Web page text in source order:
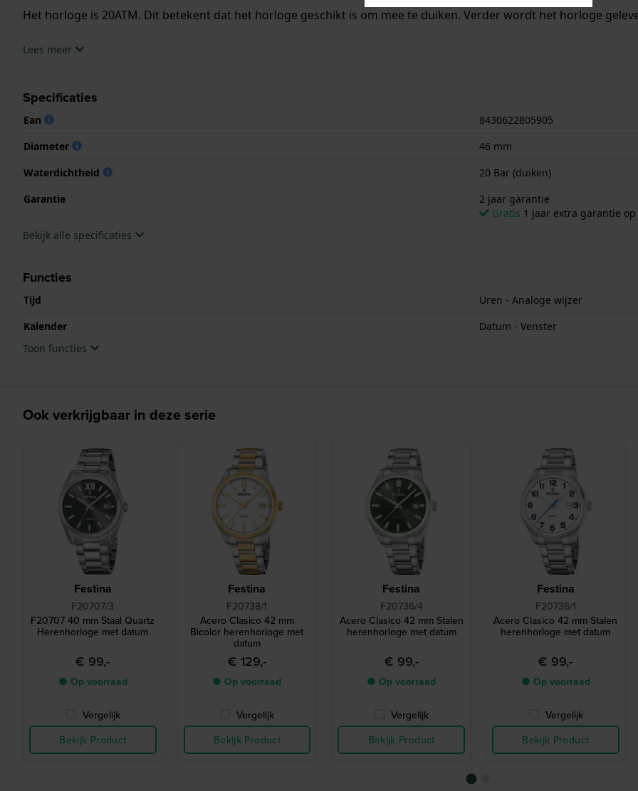
Het horloge is 20ATM. Dit betekent dat het horloge geschikt is om mee te duiken. Verder wordt het horloge
.Lees meer
Specificaties
Ean
8430622805905
Diameter
46 mm
Waterdichtheid
20 Bar (duiken)
Garantie
2 jaar garantie
Gratis 1 jaar extra garantie
Bekijk alle specificaties
Functies
Tijd
Uren - Analoge wijzer
Kalender
Datum - Venster
Toon functies
Ook verkrijgbaar in deze serie
Festina
F20707/3
F20707 40 mm Staal Quartz
Herenhorloge met datum
€ 99,-
● Op voorraad
Vergelijk
Bekijk Product
Festina
F20738/1
Acero Clasico 42 mm
Bicolor herenhorloge met
datum
€ 129,-
● Op voorraad
Vergelijk
Bekijk Product
Festina
F20736/4
Acero Clasico 42 mm Stalen
herenhorloge met datum
€ 99,-
● Op voorraad
Vergelijk
Bekijk Product
Festina
F20736/1
Acero Clasico 42 mm Stalen
herenhorloge met datum
€ 99,-
● Op voorraad
Vergelijk
Bekijk Product